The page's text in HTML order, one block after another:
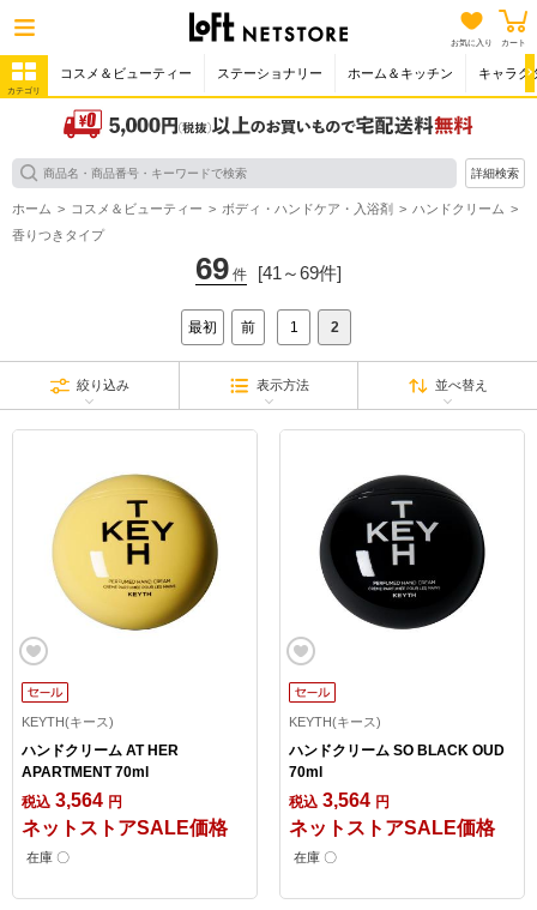
お気に入り カート
カテゴリ
コスメ＆ビューティー ステーショナリー ホーム＆キッチン キャラク
詳細検索
ホーム コスメ＆ビューティー ボディ・ハンドケア・入浴剤
ハンドクリーム
香りつきタイプ
69 件 [41～69件]
最初 前 1 2
絞り込み 表示方法 並べ替え
KEYTH(キース)
ハンドクリーム AT HER
APARTMENT 70ml
税込 3,564 円
ネットストアSALE価格
在庫 〇
KEYTH(キース)
ハンドクリーム SO BLACK OUD
70ml
税込 3,564 円
ネットストアSALE価格
在庫 〇